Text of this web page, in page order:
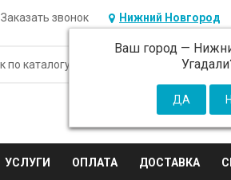
Заказать звонок Нижний Новгород
Ваш город —
УСЛУГИ ОПЛАТА ДОСТАВКА